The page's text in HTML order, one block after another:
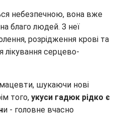
небезпечною, вона вже
благо людей. З неї
розрідження крові та
лікування серцево-
шукаючи нові
того, укуси гадюк рідко є
и - головне вчасно